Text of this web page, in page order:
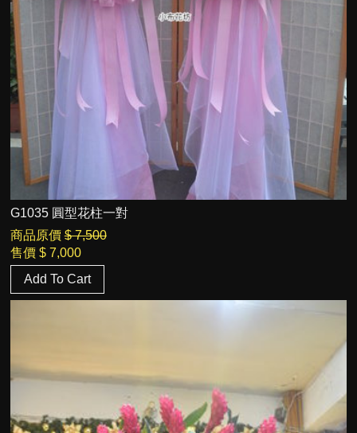
G1035 圓型花柱一對
商品原價 $ 7,500
售價 $ 7,000
Add To Cart